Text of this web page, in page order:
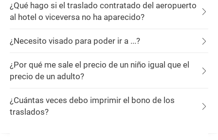
¿Qué hago si el traslado contratado del aeropuerto
al hotel o viceversa no ha aparecido?
¿Necesito visado para poder ir a ...?
¿Por qué me sale el precio de un niño igual que el
precio de un adulto?
¿Cuántas veces debo imprimir el bono de los
traslados?